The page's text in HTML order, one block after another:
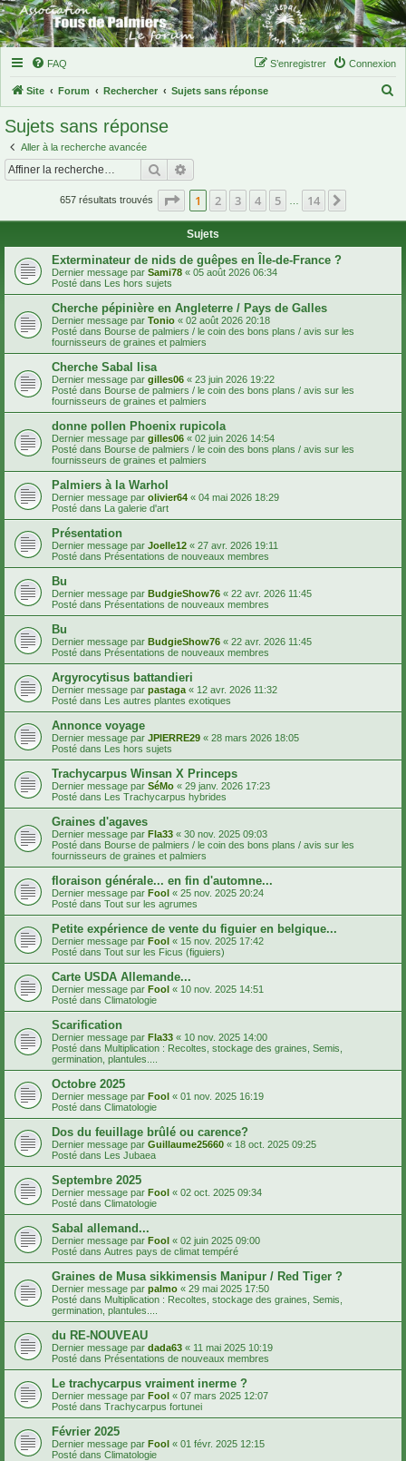
FAQ Connexion
S’enregistrer
Site Forum Rechercher Sujets sans réponse
c
Sujets sans réponse
Aller à la recherche avancée
Rechercher
657 résultats trouvés Page 1sur14
1 2 3 4 5 14
Sujets
Exterminateur de nids de guêpes en Île-de-France ?
Dernier message par Sami78 « 05 août 2026 06:34
Posté dans Les hors sujets
Cherche pépinière en Angleterre / Pays de Galles
Dernier message par Tonio « 02 août 2026 20:18
Posté dans Bourse de palmiers / le coin des bons plans / avis sur les
fournisseurs de graines et palmiers
Cherche Sabal lisa
Dernier message par gilles06 « 23 juin 2026 19:22
Posté dans Bourse de palmiers / le coin des bons plans / avis sur les
fournisseurs de graines et palmiers
donne pollen Phoenix rupicola
Dernier message par gilles06 « 02 juin 2026 14:54
Posté dans Bourse de palmiers / le coin des bons plans / avis sur les
fournisseurs de graines et palmiers
Palmiers à la Warhol
Dernier message par olivier64 « 04 mai 2026 18:29
Posté dans La galerie d'art
Présentation
Dernier message par Joelle12 « 27 avr. 2026 19:11
Posté dans Présentations de nouveaux membres
Bu
Dernier message par BudgieShow76 « 22 avr. 2026 11:45
Posté dans Présentations de nouveaux membres
Bu
Dernier message par BudgieShow76 « 22 avr. 2026 11:45
Posté dans Présentations de nouveaux membres
Argyrocytisus battandieri
Dernier message par pastaga « 12 avr. 2026 11:32
Posté dans Les autres plantes exotiques
Annonce voyage
Dernier message par JPIERRE29 « 28 mars 2026 18:05
Posté dans Les hors sujets
Trachycarpus Winsan X Princeps
Dernier message par SéMo « 29 janv. 2026 17:23
Posté dans Les Trachycarpus hybrides
Graines d'agaves
Dernier message par Fla33 « 30 nov. 2025 09:03
Posté dans Bourse de palmiers / le coin des bons plans / avis sur les
fournisseurs de graines et palmiers
floraison générale... en fin d'automne...
Dernier message par Fool « 25 nov. 2025 20:24
Posté dans Tout sur les agrumes
Petite expérience de vente du figuier en belgique...
Dernier message par Fool « 15 nov. 2025 17:42
Posté dans Tout sur les Ficus (figuiers)
Carte USDA Allemande...
Dernier message par Fool « 10 nov. 2025 14:51
Posté dans Climatologie
Scarification
Dernier message par Fla33 « 10 nov. 2025 14:00
Posté dans Multiplication : Recoltes, stockage des graines, Semis,
germination, plantules....
Octobre 2025
Dernier message par Fool « 01 nov. 2025 16:19
Posté dans Climatologie
Dos du feuillage brûlé ou carence?
Dernier message par Guillaume25660 « 18 oct. 2025 09:25
Posté dans Les Jubaea
Septembre 2025
Dernier message par Fool « 02 oct. 2025 09:34
Posté dans Climatologie
Sabal allemand...
Dernier message par Fool « 02 juin 2025 09:00
Posté dans Autres pays de climat tempéré
Graines de Musa sikkimensis Manipur / Red Tiger ?
Dernier message par palmo « 29 mai 2025 17:50
Posté dans Multiplication : Recoltes, stockage des graines, Semis,
germination, plantules....
du RE-NOUVEAU
Dernier message par dada63 « 11 mai 2025 10:19
Posté dans Présentations de nouveaux membres
Le trachycarpus vraiment inerme ?
Dernier message par Fool « 07 mars 2025 12:07
Posté dans Trachycarpus fortunei
Février 2025
Dernier message par Fool « 01 févr. 2025 12:15
Posté dans Climatologie